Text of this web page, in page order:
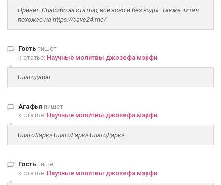
Привет. Спасибо за статью, всё ясно и без воды. Также читал
похожее на https://save24.me/
Гость пишет
к статье: Научные молитвы джозефа мэрфи
Благодарю
Агафья пишет
к статье: Научные молитвы джозефа мэрфи
БлагоЛарю! БлагоЛарю! БлагоДарю!
Гость пишет
к статье: Научные молитвы джозефа мэрфи